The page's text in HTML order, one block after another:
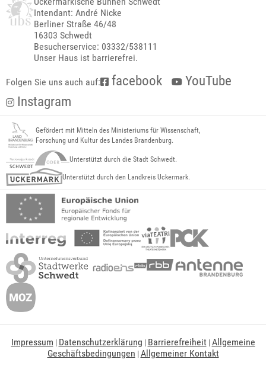
Intendant: André Nicke
Berliner Straße 46/48
16303 Schwedt
Besucherservice: 03332/538111
Unser Haus ist barrierefrei.
Folgen Sie uns auch auf: facebook
YouTube
Instagram
Gefördert mit Mitteln des Ministeriums für Wissenschaft,
Forschung und Kultur des Landes Brandenburg.
Unterstützt durch die Stadt Schwedt.
Unterstützt durch den Landkreis Uckermark.
Impressum | Datenschutzerklärung | Barrierefreiheit|Allgemeine
Geschäftsbedingungen |Allgemeiner Kontakt